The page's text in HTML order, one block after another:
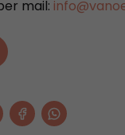
mail: